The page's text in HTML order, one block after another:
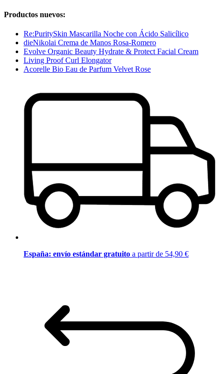
Productos nuevos:
Re:PuritySkin Mascarilla Noche con Ácido Salicílico
dieNikolai Crema de Manos Rosa-Romero
Evolve Organic Beauty Hydrate & Protect Facial Cream
Living Proof Curl Elongator
Acorelle Bio Eau de Parfum Velvet Rose
España: envío estándar gratuito a partir de 54,90 €